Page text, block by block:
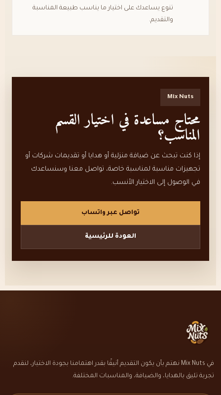
تنوع يساعدك على اختيار ما يناسب طبيعة المناسبة
والتقديم.
Mix Nuts
محتاج مساعدة في اختيار القسم
المناسب؟
إذا كنت تبحث عن ضيافة منزلية أو هدايا أو تقديمات شركات أو
تجهيزات مناسبة لمناسبة خاصة، تواصل معنا وسنساعدك
في الوصول إلى الاختيار الأنسب.
تواصل عبر واتساب
العودة للرئيسية
في Mix Nuts نهتم بأن يكون التقديم أنيقًا بقدر اهتمامنا بجودة الاختيار، لنقدم
تجربة تليق بالهدايا، والضيافة، والمناسبات المختلفة.